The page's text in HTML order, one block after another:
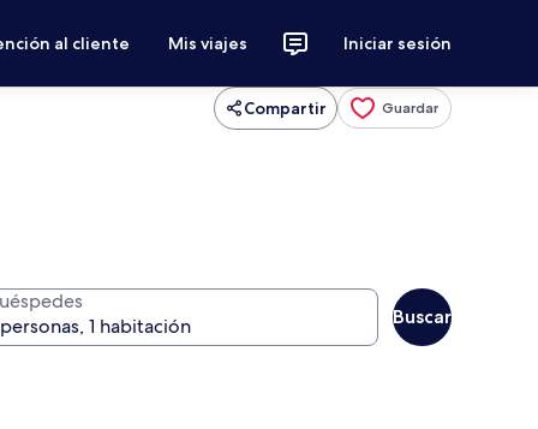
al cliente Mis viajes Iniciar sesión
Compartir Guardar
Buscar